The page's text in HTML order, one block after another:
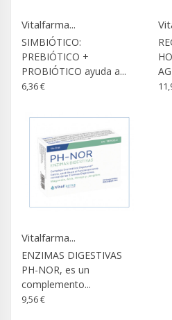
Vitalfarma...
SIMBIÓTICO:
PREBIÓTICO +
PROBIÓTICO ayuda a...
6,36 €
Vitalfarma...
ENZIMAS DIGESTIVAS
PH-NOR, es un
complemento...
9,56 €